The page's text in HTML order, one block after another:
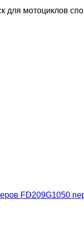
для мотоциклов
FD209G1050